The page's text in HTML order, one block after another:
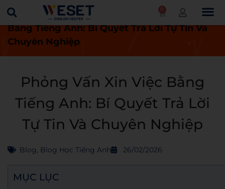
0
Trang chủ Blog
Phỏng Vấn Xin Việc
Bằng Tiếng Anh: Bí Quyết Trả Lời Tự Tin Và
Chuyên Nghiệp
Phỏng Vấn Xin Việc Bằng
Tiếng Anh: Bí Quyết Trả Lời
Tự Tin Và Chuyên Nghiệp
Blog, Blog Học Tiếng Anh 26/02/2026
MỤC LỤC